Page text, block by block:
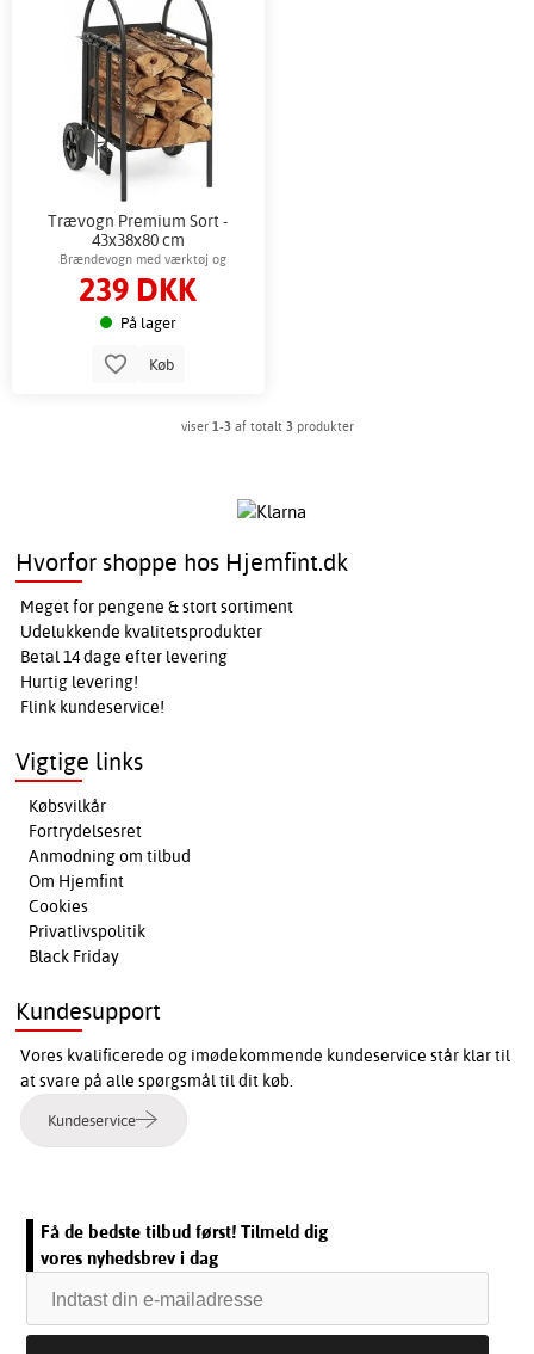
Trævogn Premium Sort -
43x38x80 cm
Brændevogn med værktøj og
brændeopbevaring
239 DKK
På lager
Køb
viser 1-3af totalt 3produkter
Hvorfor shoppe hos Hjemfint.dk
Meget for pengene & stort sortiment
Udelukkende kvalitetsprodukter
Betal 14 dage efter levering
Hurtig levering!
Flink kundeservice!
Vigtige links
Købsvilkår
Fortrydelsesret
Anmodning om tilbud
Om Hjemfint
Cookies
Privatlivspolitik
Black Friday
Kundesupport
Vores kvalificerede og imødekommende kundeservice står klar til
at svare på alle spørgsmål til dit køb.
Kundeservice
Få de bedste tilbud først! Tilmeld dig
vores nyhedsbrev i dag